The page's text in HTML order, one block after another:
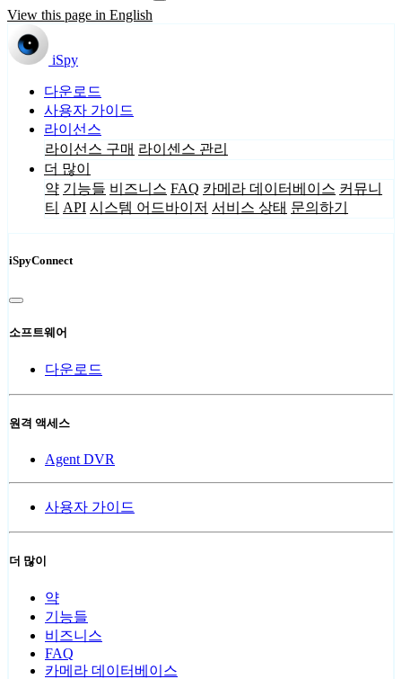
View this page in English
iSpy
다운로드
사용자 가이드
라이선스
라이선스 구매 라이센스 관리
더 많이
약 기능들 비즈니스 FAQ 카메라 데이터베이스 커뮤니
티 API 시스템 어드바이저 서비스 상태 문의하기
iSpyConnect
소프트웨어
다운로드
원격 액세스
Agent DVR
사용자 가이드
더 많이
약
기능들
비즈니스
FAQ
카메라 데이터베이스